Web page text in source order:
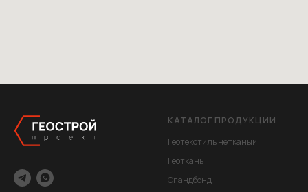
КАТАЛОГ ПРОДУКЦИИ
Геотекстиль нетканый
Геоткань
Спандбонд